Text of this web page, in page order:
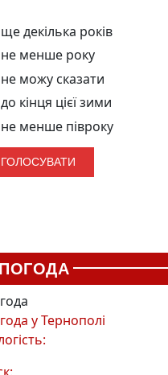
ще декілька років
не менше року
не можу сказати
до кінця цієї зими
не менше півроку
ПОГОДА
уТернополі